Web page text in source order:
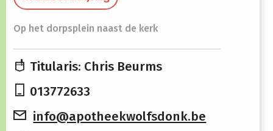
Op het dorpsplein naast de kerk
Titularis: Chris Beurms
013772633
info@apotheekwolfsdonk.be
Dinsdag
08:30 -
12:30
19:30
Woensdag
08:30 -
Donderdag
08:30 -
13:30 -